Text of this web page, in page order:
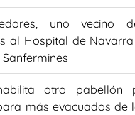
uno vecino
al Hospital de
otro pabellón
más evacuados de